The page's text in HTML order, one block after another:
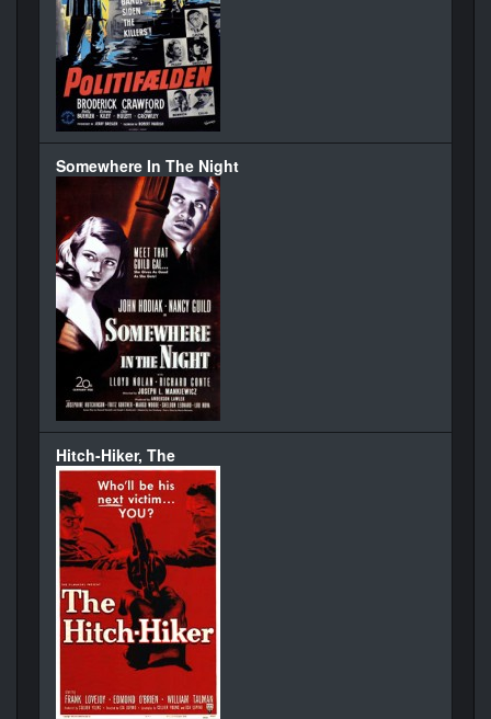
Somewhere In The Night
Hitch-Hiker, The